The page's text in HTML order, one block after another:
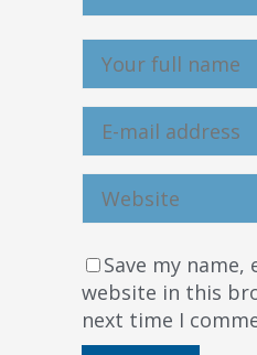
Save my name,
website in this
next time I